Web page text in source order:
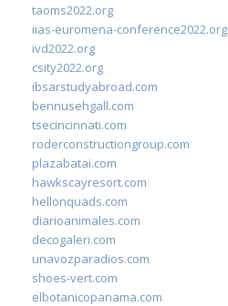
taoms2022.org
iias-euromena-conference2022.org
ivd2022.org
csity2022.org
ibsarstudyabroad.com
bennusehgall.com
tsecincinnati.com
roderconstructiongroup.com
plazabatai.com
hawkscayresort.com
hellonquads.com
diarioanimales.com
decogaleri.com
unavozparadios.com
shoes-vert.com
elbotanicopanama.com